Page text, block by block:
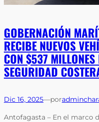
GOBERNACIÓN
RECIBE NUEVOS
CON $537
SEGURIDAD
Dic 16, 2025—por
Antofagasta – En el marco